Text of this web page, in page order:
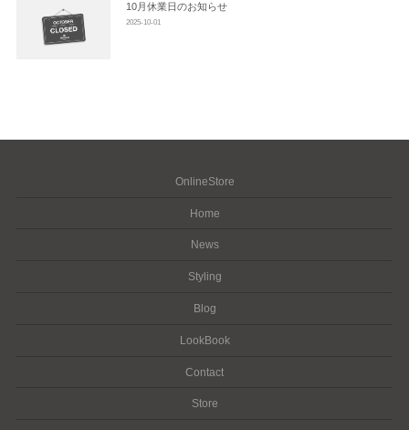
10月休業日のお知らせ
2025-10-01
OnlineStore
Home
News
Styling
Blog
LookBook
Contact
Store